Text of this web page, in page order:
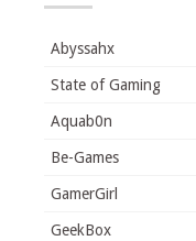
Abyssahx
State of Gaming
Aquab0n
Be-Games
GamerGirl
GeekBox